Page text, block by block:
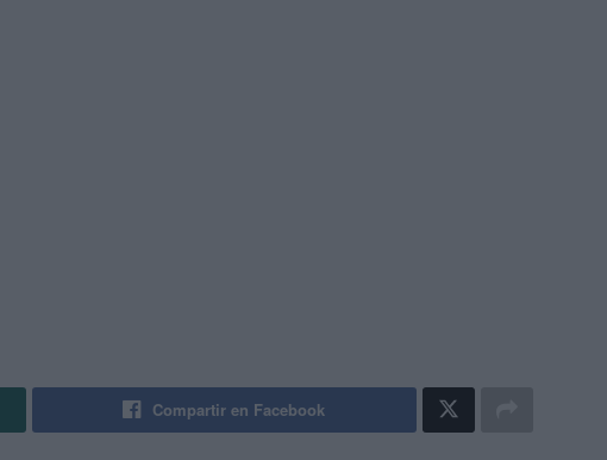
Compartir en Facebook